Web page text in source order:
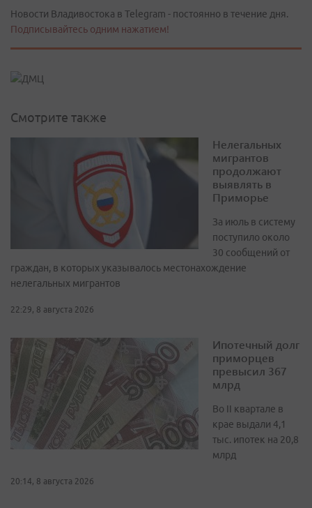
Новости Владивостока в Telegram - постоянно в течение дня.
Подписывайтесь одним нажатием!
Смотрите также
Нелегальных
мигрантов
продолжают
выявлять в
Приморье
За июль в систему
поступило около
30 сообщений от
граждан, в которых указывалось местонахождение
нелегальных мигрантов
22:29, 8 августа 2026
Ипотечный долг
приморцев
превысил 367
млрд
Во II квартале в
крае выдали 4,1
тыс. ипотек на 20,8
млрд
20:14, 8 августа 2026